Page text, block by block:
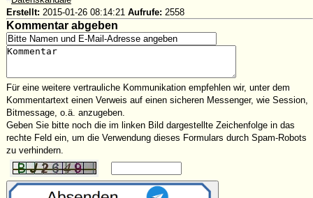
Erstellt: 2015-01-26 08:14:21 Aufrufe: 2558
Kommentar abgeben
Für eine weitere vertrauliche Kommunikation empfehlen wir, unter dem
Kommentartext einen Verweis auf einen sicheren Messenger, wie Session,
Bitmessage, o.ä. anzugeben.
Geben Sie bitte noch die im linken Bild dargestellte Zeichenfolge in das
rechte Feld ein, um die Verwendung dieses Formulars durch Spam-Robots
zu verhindern.